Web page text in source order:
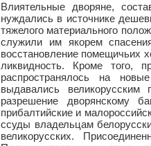
Влиятельные дворяне,
нуждались в источнике
тяжелого материального
служили им якорем
восстановление помещичьих
ликвидность. Кроме того,
распространялось на
выдавались
разрешение дворянскому
прибалтийские и
ссуды владельцам
великорусских.